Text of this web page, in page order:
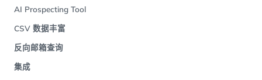
AI Prospecting Tool
CSV 数据丰富
反向邮箱查询
集成